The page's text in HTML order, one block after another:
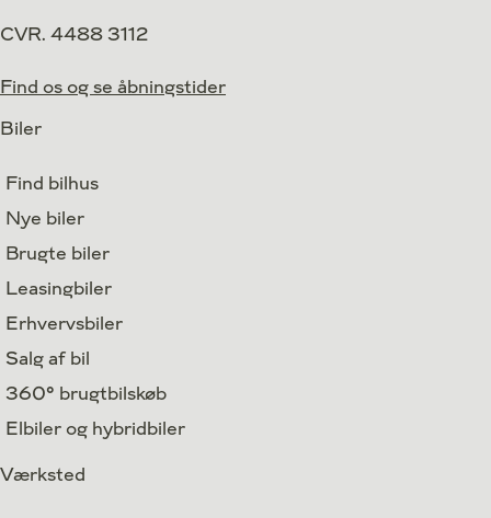
CVR. 4488 3112
Find os og se åbningstider
Biler
Find bilhus
Nye biler
Brugte biler
Leasingbiler
Erhvervsbiler
Salg af bil
360° brugtbilskøb
Elbiler og hybridbiler
Værksted